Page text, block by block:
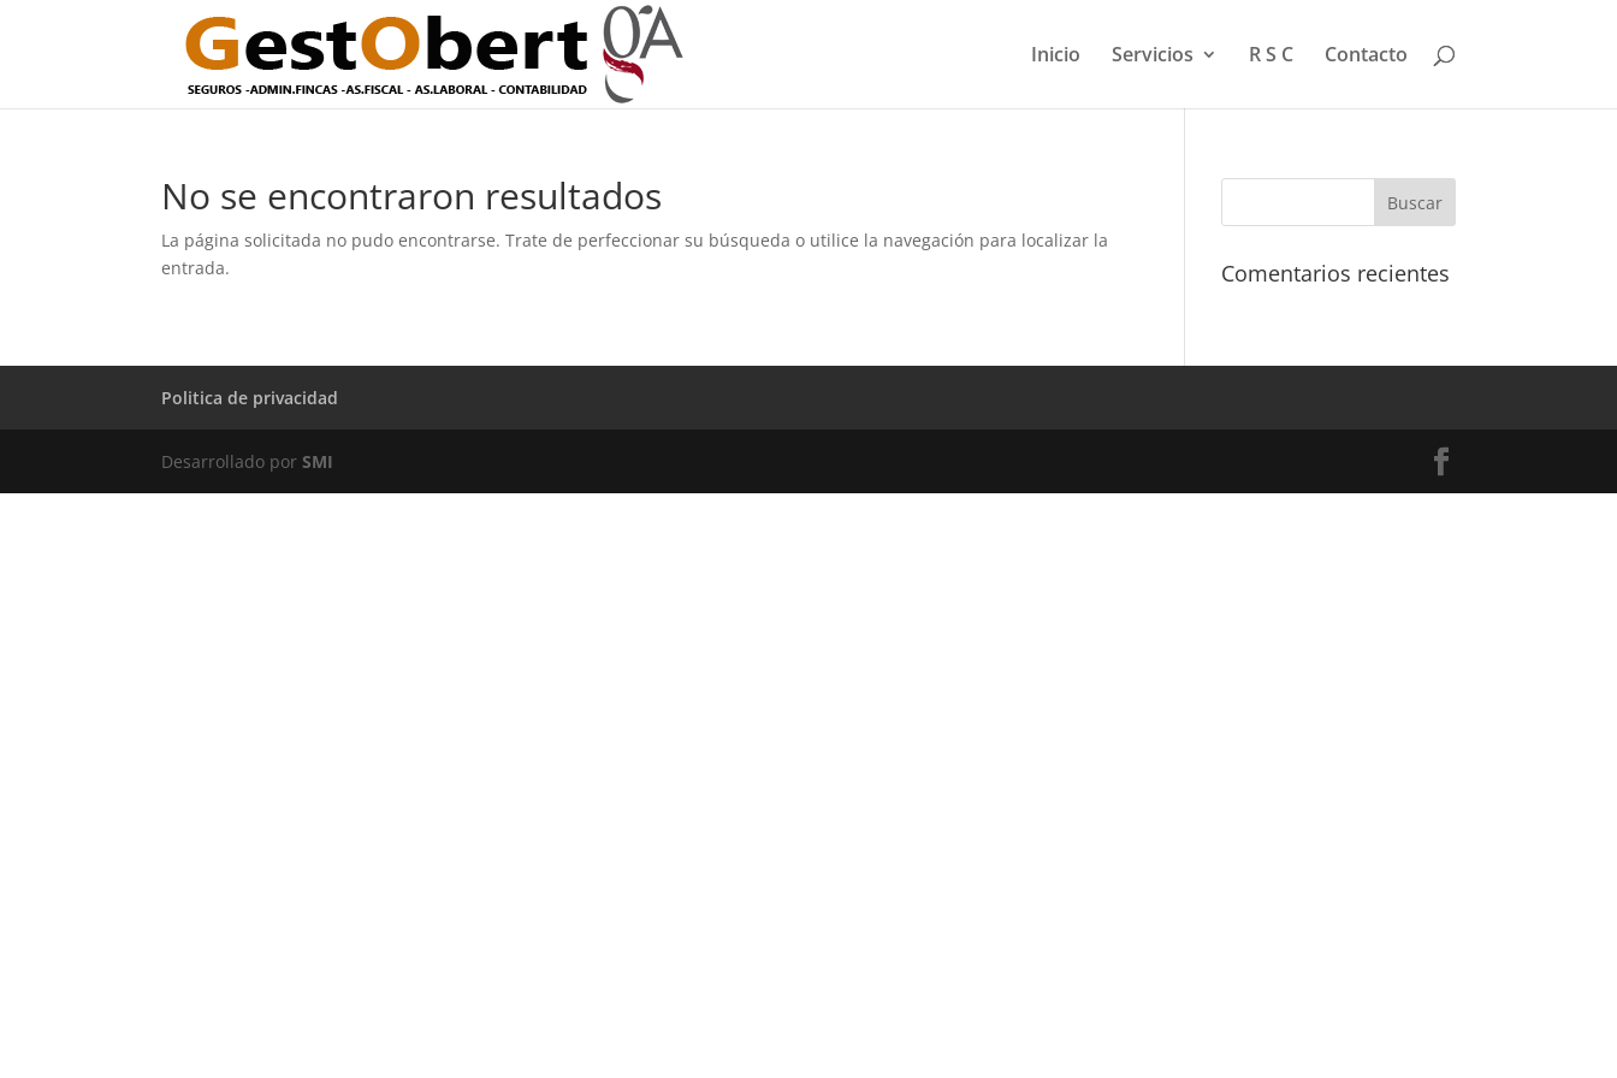
Inicio Servicios R S C Contacto
No se encontraron resultados
La página solicitada no pudo encontrarse. Trate de perfeccionar su búsqueda o utilice la navegación para localizar la
entrada.
Comentarios recientes
Politica de privacidad
Desarrollado porSMI